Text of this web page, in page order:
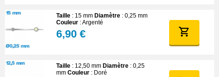
Taille : 15 mm Diamètre : 0,25 mm
Couleur : Argenté
6,90 €
Taille : 12,50 mm Diamètre : 0,25
mm Couleur : Doré